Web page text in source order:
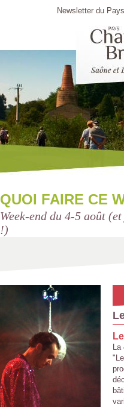
Newsletter du
QUOI FAIRE CE
Week-end du 4-5 août
!)
La